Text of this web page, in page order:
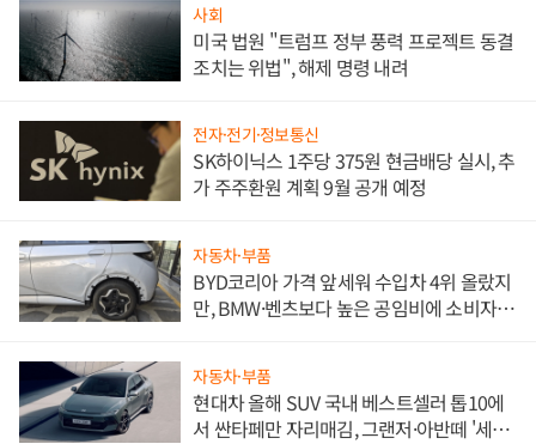
사회
미국 법원 "트럼프 정부 풍력 프로젝트 동결
조치는 위법", 해제 명령 내려
전자·전기·정보통신
SK하이닉스 1주당 375원 현금배당 실시, 추
가 주주환원 계획 9월 공개 예정
자동차·부품
BYD코리아 가격 앞세워 수입차 4위 올랐지
만, BMW·벤츠보다 높은 공임비에 소비자
자동차·부품
현대차 올해 SUV 국내 베스트셀러 톱10에
서 싼타페만 자리매김, 그랜저·아반떼 '세단